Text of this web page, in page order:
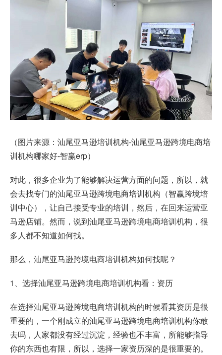
（图片来源：汕尾亚马逊培训机构-汕尾亚马逊跨境电商培
训机构哪家好-智赢erp）
对此，很多企业为了能够解决运营方面的问题，所以，就
会去找专门的汕尾亚马逊跨境电商培训机构（智赢跨境培
训中心），让自己接受专业的培训，然后，在回来运营亚
马逊店铺。然而，说到汕尾亚马逊跨境电商培训机构，很
多人都不知道如何找。
那么，汕尾亚马逊跨境电商培训机构如何找呢？
1、选择汕尾亚马逊跨境电商培训机构看：资历
在选择汕尾亚马逊跨境电商培训机构的时候看其资历是很
重要的，一个刚成立的汕尾亚马逊跨境电商培训机构你敢
去吗，人家都没有经过沉淀，经验也不丰富，所能够指导
你的东西也有限，所以，选择一家资历深的是很重要的。